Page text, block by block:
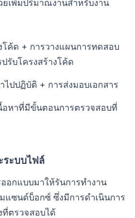
ยเพิ่มปริมาณงานสำหรับงาน
โค้ด + การวางแผนการทดสอบ
รับโครงสร้างโค้ด
ไปปฏิบัติ + การส่งมอบเอกสาร
อหาที่มีขั้นตอนการตรวจสอบที่
ะบบไฟล์
อกแบบมาให้รันการทำงาน
แซนด์บ็อกซ์ ซึ่งมีการดำเนินการ
ที่ตรวจสอบได้